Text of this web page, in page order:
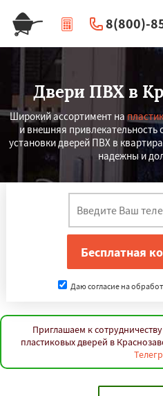
8(800)-
|
Двери ПВХ в
Широкий ассортимент на
и внешняя
установки дверей ПВХ в
надежны и
Даю согласие на
Приглашаем к
пластиковых дверей в